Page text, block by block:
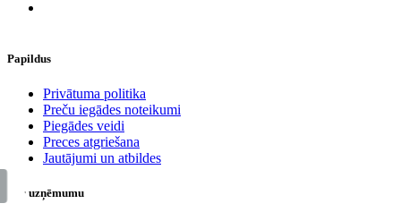
Papildus
​Privātuma politika
Preču iegādes noteikumi
Piegādes veidi
Preces atgriešana
Jautājumi un atbildes
Par uzņēmumu